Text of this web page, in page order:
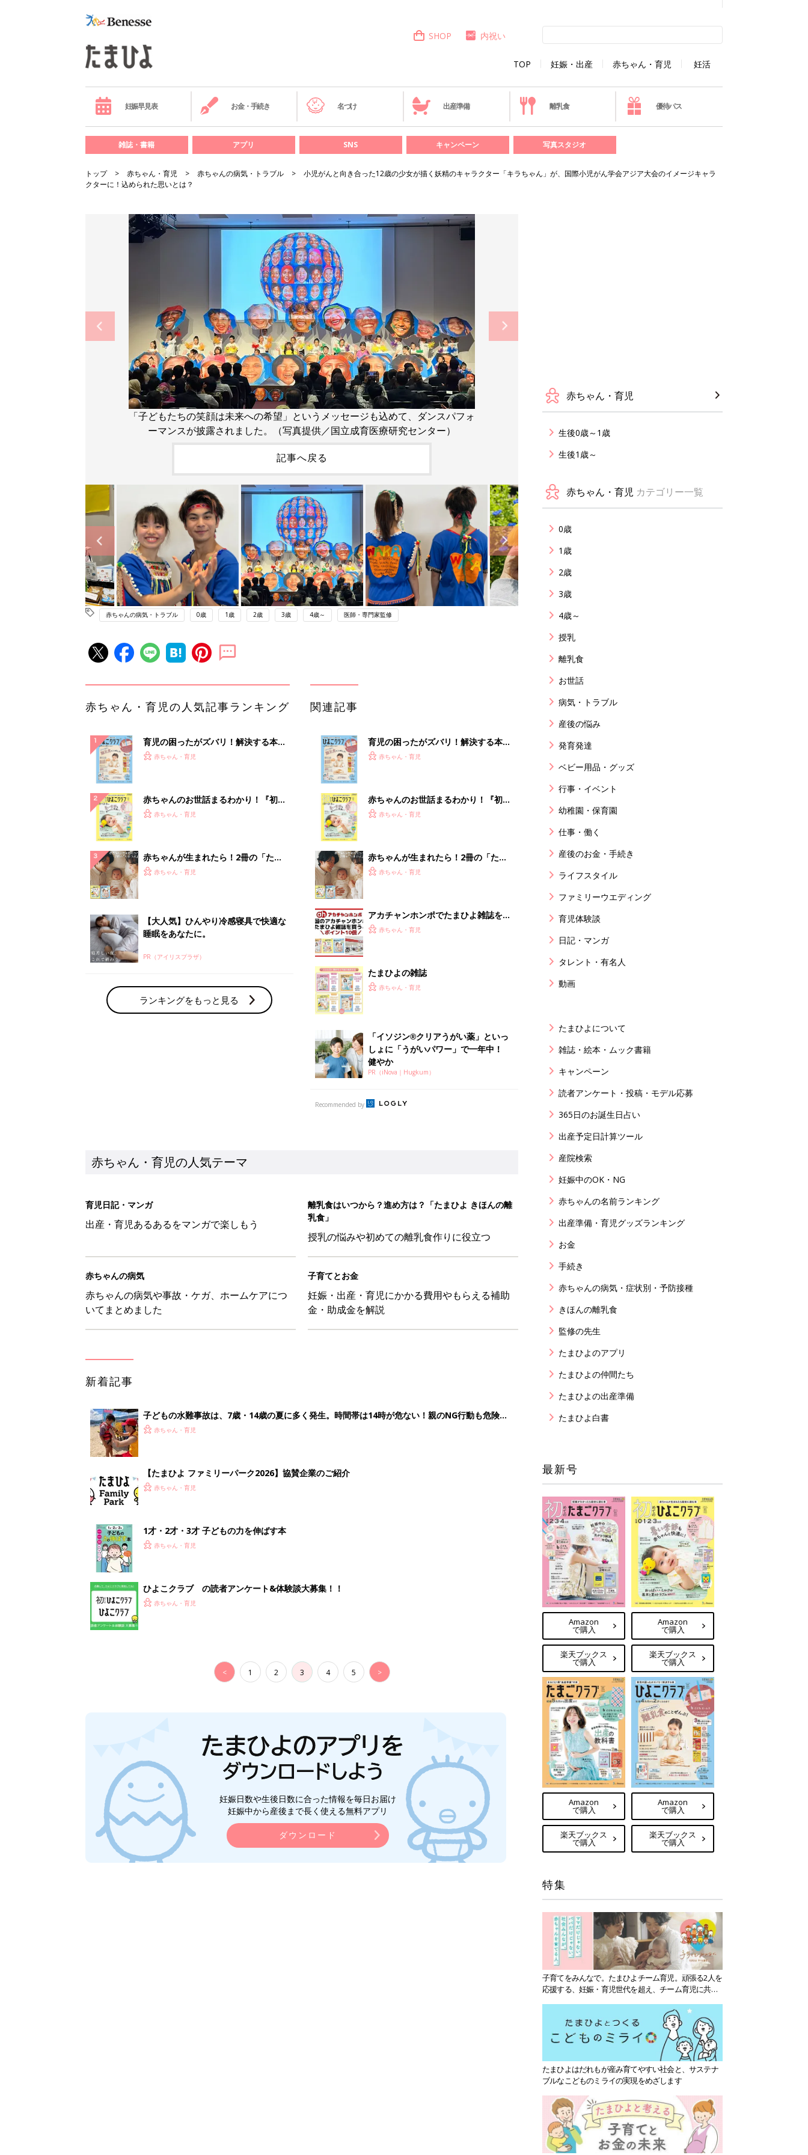
TOP 妊娠・出産 赤ちゃん・育児 妊活
SHOP 内祝い
妊娠早見表 お金・手続き 名づけ 出産準備 離乳食 優待パス
雑誌・書籍 アプリ SNS キャンペーン 写真スタジオ
トップ 赤ちゃん・育児 赤ちゃんの病気・トラブル
小児がんと向き合った12歳の少女が描く妖精のキャラクター「キラちゃん」が、国際小児がん学会アジア大会のイメージキャラ
クターに！込められた思いとは？
「子どもたちの笑顔は未来への希望」というメッセージも込めて、ダンスパフォ
ーマンスが披露されました。（写真提供／国立成育医療研究センター）
記事へ戻る
赤ちゃんの病気・トラブル 0歳 1歳 2歳 3歳 4歳～ 医師・専門家監修
赤ちゃん・育児の人気記事ランキング
育児の困ったがズバリ！解決する本
『ひよこクラブ 秋号』 4カ月～2才
赤ちゃん・育児
赤ちゃんのお世話まるわかり！『初め
てのひよこクラブ 夏号』〈巻頭大特
赤ちゃん・育児
赤ちゃんが生まれたら！2冊の「たま
ひよ」
赤ちゃん・育児
【大人気】ひんやり冷感寝具で快適な
睡眠をあなたに。
PR（アイリスプラザ）
ランキングをもっと見る
関連記事
育児の困ったがズバリ！解決する本
『ひよこクラブ 秋号』 4カ月～2才
赤ちゃん・育児
赤ちゃんのお世話まるわかり！『初め
てのひよこクラブ 夏号』〈巻頭大特
赤ちゃん・育児
赤ちゃんが生まれたら！2冊の「たま
ひよ」
赤ちゃん・育児
アカチャンホンポでたまひよ雑誌を買
うとポイント10倍【期間限定】
赤ちゃん・育児
たまひよの雑誌
赤ちゃん・育児
「イソジン®クリアうがい薬」といっ
しょに「うがいパワー」で一年中！
健やか
PR（iNova｜Hugkum）
Recommended by
赤ちゃん・育児の人気テーマ
育児日記・マンガ
出産・育児あるあるをマンガで楽しもう
離乳食はいつから？進め方は？「たまひよ きほんの離
乳食」
授乳の悩みや初めての離乳食作りに役立つ
赤ちゃんの病気
赤ちゃんの病気や事故・ケガ、ホームケアにつ
いてまとめました
子育てとお金
妊娠・出産・育児にかかる費用やもらえる補助
金・助成金を解説
新着記事
子どもの水難事故は、7歳・14歳の夏に多く発生。時間帯は14時が危ない！親のNG行動も危険を
まねく【専門家】
赤ちゃん・育児
【たまひよ ファミリーパーク2026】協賛企業のご紹介
赤ちゃん・育児
1才・2才・3才 子どもの力を伸ばす本
赤ちゃん・育児
ひよこクラブ の読者アンケート&体験談大募集！！
赤ちゃん・育児
< 1 2 3 4 5 >
妊娠日数や生後日数に合った情報を毎日お届け
妊娠中から産後まで長く使える無料アプリ
ダウンロード
赤ちゃん・育児
生後0歳～1歳
生後1歳～
赤ちゃん・育児 カテゴリー一覧
0歳
1歳
2歳
3歳
4歳～
授乳
離乳食
お世話
病気・トラブル
産後の悩み
発育発達
ベビー用品・グッズ
行事・イベント
幼稚園・保育園
仕事・働く
産後のお金・手続き
ライフスタイル
ファミリーウエディング
育児体験談
日記・マンガ
タレント・有名人
動画
たまひよについて
雑誌・絵本・ムック書籍
キャンペーン
読者アンケート・投稿・モデル応募
365日のお誕生日占い
出産予定日計算ツール
産院検索
妊娠中のOK・NG
赤ちゃんの名前ランキング
出産準備・育児グッズランキング
お金
手続き
赤ちゃんの病気・症状別・予防接種
きほんの離乳食
監修の先生
たまひよのアプリ
たまひよの仲間たち
たまひよの出産準備
たまひよ白書
最新号
Amazon
で購入
楽天ブックス
で購入
Amazon
で購入
楽天ブックス
で購入
Amazon
で購入
楽天ブックス
で購入
Amazon
で購入
楽天ブックス
で購入
特集
子育てをみんなで。たまひよチーム育児。頑張る2人を
応援する、妊娠・育児世代を超え、チーム育児に共感
たまひよはだれもが産み育てやすい社会と、サステナ
ブルなこどものミライの実現をめざします